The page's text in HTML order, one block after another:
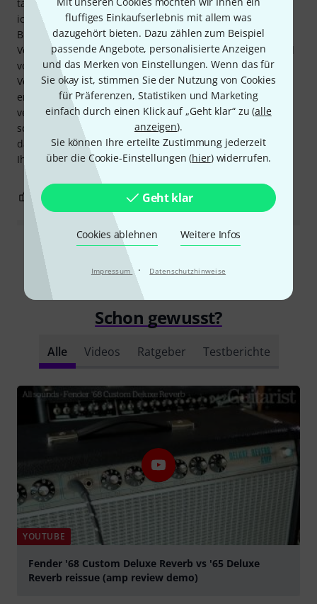
fluffiges Einkaufserlebnis mit allem was
dazugehört bieten. Dazu zählen zum Beispiel
passende Angebote, personalisierte Anzeigen
und das Merken von Einstellungen. Wenn das für
Sie okay ist, stimmen Sie der Nutzung von Cookies
für Präferenzen, Statistiken und Marketing
einfach durch einen Klick auf „Geht klar“ zu (alle
anzeigen).
Sie können Ihre erteilte Zustimmung jederzeit
über die Cookie-Einstellungen (hier) widerrufen.
Geht klar
Cookies ablehnen Weitere Infos
Impressum · Datenschutzhinweise
tatsächlich einen guten, modernen Fender-Verstärker, und
ich habe ihn zu Hause. Natürlich hat er noch das typische
Brummen älterer Verstärker, was für einen modernen
Verstärker schade ist, aber die wichtigsten Funktionen sind
vorhanden. Dieser Fender ist nicht einfach nur ein
Verstärker; er ist ein Musikinstrument – das ist der
entscheidende Unterschied. Besondere Erwähnung
verdient der stets erstklassige Service von Thomann:
schnelle Auftragsabwicklung und immer die Möglichkeit,
das Gerät innerhalb von 30 Tagen zurückzugeben, falls es
Ihnen nicht zusagt.
18 BEWERTUNG MELDEN
Alle Bewertungen lesen
Schon gewusst?
Alle Videos Ratgeber Testberichte
YOUTUBE
Fender '68 Custom Deluxe Reverb vs '65 Deluxe
Reverb reissue (amp review demo)